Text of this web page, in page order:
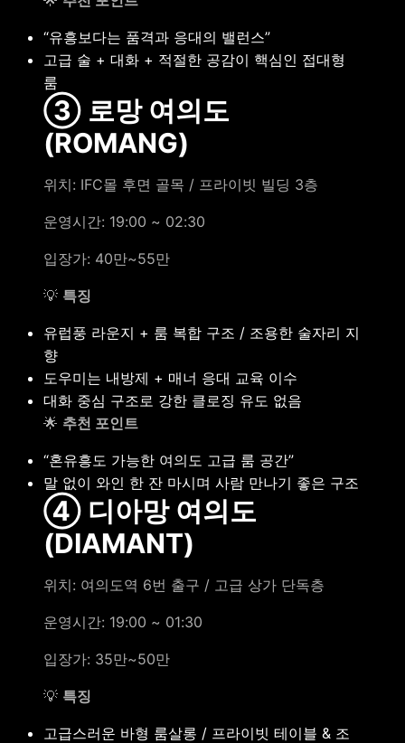
“유흥보다는 품격과 응대의 밸런스”
고급 술 + 대화 + 적절한 공감이 핵심인 접대형
룸
③ 로망 여의도
(ROMANG)
위치: IFC몰 후면 골목 / 프라이빗 빌딩 3층
운영시간: 19:00 ~ 02:30
입장가: 40만~55만
💡 특징
유럽풍 라운지 + 룸 복합 구조 / 조용한 술자리 지
향
도우미는 내방제 + 매너 응대 교육 이수
대화 중심 구조로 강한 클로징 유도 없음
🌟 추천 포인트
“혼유흥도 가능한 여의도 고급 룸 공간”
말 없이 와인 한 잔 마시며 사람 만나기 좋은 구조
④ 디아망 여의도
(DIAMANT)
위치: 여의도역 6번 출구 / 고급 상가 단독층
운영시간: 19:00 ~ 01:30
입장가: 35만~50만
💡 특징
고급스러운 바형 룸살롱 / 프라이빗 테이블 & 조